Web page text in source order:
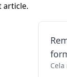
article.